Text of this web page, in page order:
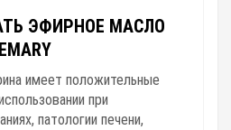
ЭФИРНОЕ МАСЛО
имеет положительные
при
патологии печени,